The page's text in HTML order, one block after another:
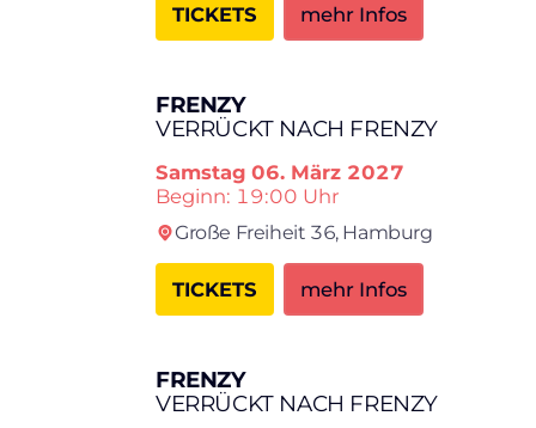
TICKETS mehr Infos
FRENZY
VERRÜCKT NACH FRENZY
Samstag 06. März 2027
Beginn: 19:00 Uhr
Große Freiheit 36, Hamburg
TICKETS mehr Infos
FRENZY
VERRÜCKT NACH FRENZY